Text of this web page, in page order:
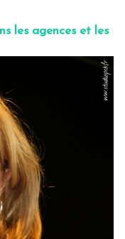
les agences et les